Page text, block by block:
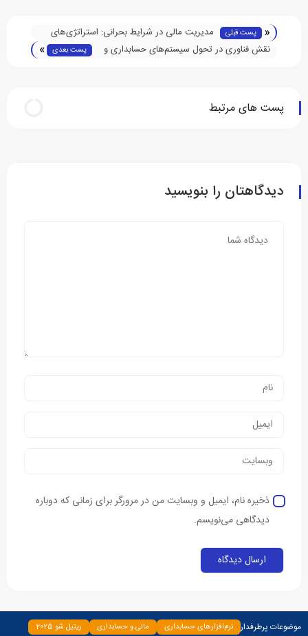
« پست قبلی
مدیریت مالی در شرایط بحرانی: استراتژی‌های
موفق برای حفظ ثبات اقتصادی
نقش فناوری در تحول سیستم‌های حسابداری و
پست بعدی »
پست های مرتبط
دیدگاهتان را بنویسید
ذخیره نام، ایمیل و وبسایت من در مرورگر برای زمانی که دوباره
دیدگاهی می‌نویسم.
موضوعات پرطرفدار نرم‌افزارهای حسابداری مالی و حسابداری ریتیل شو 2025